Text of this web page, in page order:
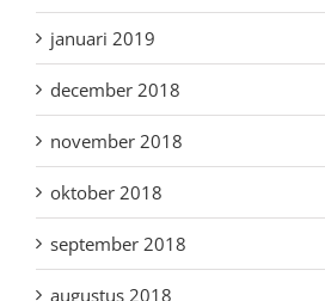
januari 2019
december 2018
november 2018
oktober 2018
september 2018
augustus 2018